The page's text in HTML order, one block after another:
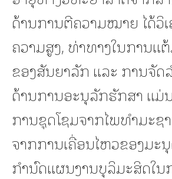
ດ້ານການຕີຄວາມໝາຍ ໄດ້ວິເ
ຄວາມສູງ, ທ່າທາງໃນການແ
ຂອງສັນຍາລັກ ແລະ ການຈັດ
ດ້ານການອະນຸລັກຮັກສາ ແມ່
ການຊຸດໂຊມຈາກໄພທໍາມະຊ
ຈາກການເຄື່ອນໄຫວຂອງມະ
ກໍານົດແຜນງານບຸລິມະສິດໃ